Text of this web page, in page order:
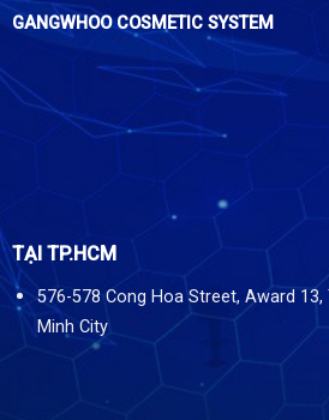
GANGWHOO COSMETIC SYSTEM
TẠI TP.HCM
576-578 Cong Hoa Street, Award 13,
Minh City